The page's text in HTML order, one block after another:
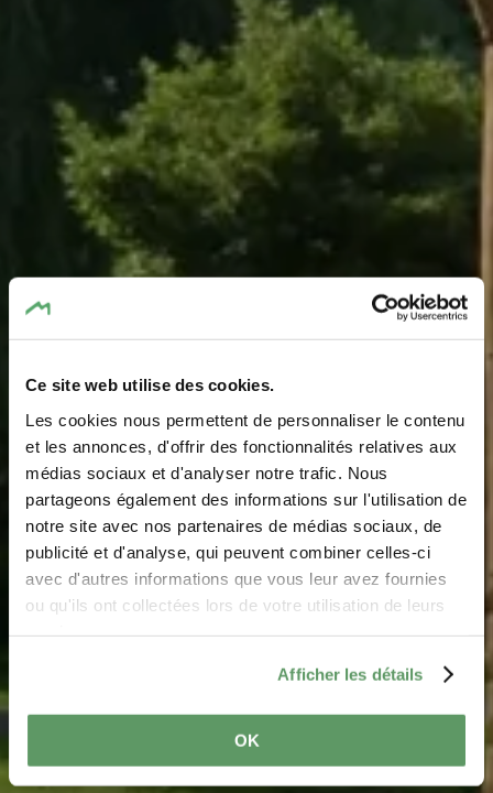
Ce site web utilise des cookies.
Les cookies nous permettent de personnaliser le contenu
et les annonces, d'offrir des fonctionnalités relatives aux
médias sociaux et d'analyser notre trafic. Nous
partageons également des informations sur l'utilisation de
notre site avec nos partenaires de médias sociaux, de
publicité et d'analyse, qui peuvent combiner celles-ci
avec d'autres informations que vous leur avez fournies
ou qu'ils ont collectées lors de votre utilisation de leurs
Afficher les détails
OK
Aire de jeux
Bourglinster
Où? Rue d'Altlinster, 6160 Bourglinster